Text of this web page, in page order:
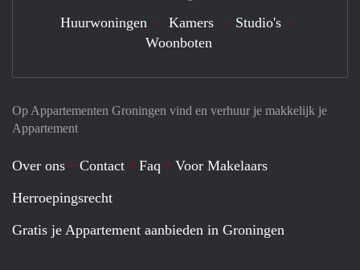
Op Appartementen Groningen vind en verhuur je makkelijk je
Appartement
Over ons Contact Faq
Voor Makelaars
Herroepingsrecht
Gratis je Appartement aanbieden in Groningen
Huurwoningen Kamers
Studio's
Woonboten